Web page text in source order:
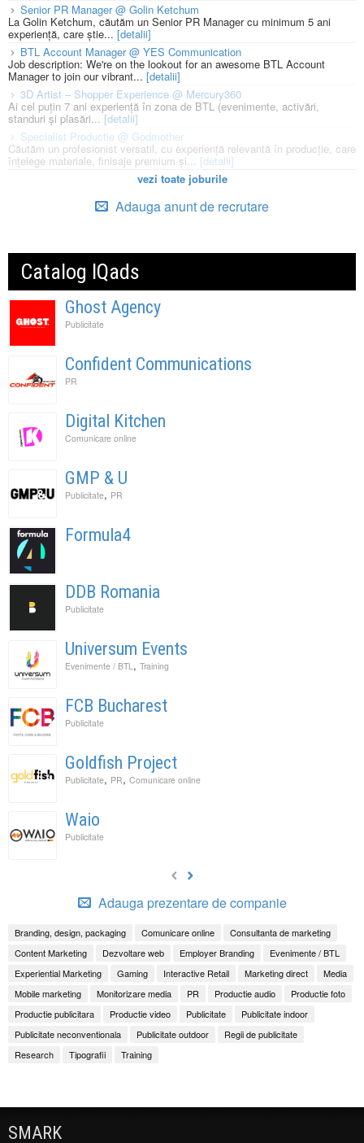
Senior PR Manager @ Golin Ketchum
La Golin Ketchum, căutăm un Senior PR Manager cu minimum 5 ani
experiență, care știe... [detalii]
BTL Account Manager @ YES Communication
Job description: We're on the lookout for an awesome BTL Account
Manager to join our vibrant... [detalii]
3D Artist – Shopper Experience @ Mercury360
Ai cel puțin 7 ani experiență în zona de BTL (evenimente, activări,
standuri și plasări...[detalii]
Specialist Productie @ Godmother
Căutăm un profesionist versatil, cu experiență relevantă în producție, care
înțelege materiale, finisaje premium și... [detalii]
vezi toate joburile
Adauga anunt de recrutare
Catalog IQads
Ghost Agency
Publicitate
Confident Communications
PR
Digital Kitchen
Comunicare online
GMP & U
Publicitate, PR
Formula4
DDB Romania
Publicitate
Universum Events
Evenimente / BTL, Training
FCB Bucharest
Publicitate
Goldfish Project
Publicitate, PR, Comunicare online
Waio
Publicitate
Adauga prezentare de companie
Branding, design, packaging Comunicare online
Consultanta de marketing
Content Marketing
Dezvoltare web Employer Branding
Evenimente / BTL
Experiential Marketing
Gaming Interactive Retail Marketing direct
Media
Mobile marketing
Monitorizare media PR Productie audio
Productie foto
Productie publicitara
Productie video Publicitate
Publicitate indoor
Publicitate neconventionala
Publicitate outdoor
Regii de publicitate
Research
Tipografii Training
SMARK